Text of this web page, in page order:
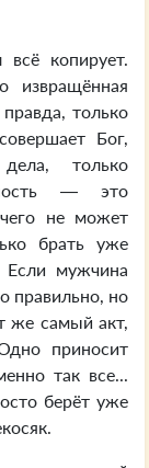
копирует.
извращённая
только
Бог,
только
— это
не может
брать уже
Если мужчина
правильно, но
же самый акт,
приносит
так все...
берёт уже